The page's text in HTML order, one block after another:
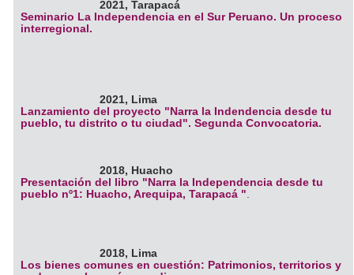
2021, Tarapacá
Seminario La Independencia en el Sur Peruano. Un proceso
interregional.
2021, Lima
Lanzamiento del proyecto "Narra la Indendencia desde tu
pueblo, tu distrito o tu ciudad". Segunda Convocatoria.
2018, Huacho
Presentación del libro "Narra la Independencia desde tu
pueblo nº1: Huacho, Arequipa, Tarapacá ".
2018, Lima
Los bienes comunes en cuestión: Patrimonios, territorios y